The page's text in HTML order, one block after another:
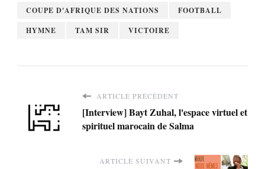
COUPE D'AFRIQUE DES NATIONS
FOOTBALL
HYMNE
TAM SIR VICTOIRE
ARTICLE PRÉCÉDENT
[Interview] Bayt Zuhal, l'espace virtuel et
spirituel marocain de Salma
ARTICLE SUIVANT